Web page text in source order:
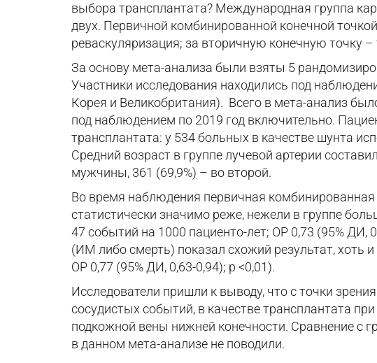
выбора трансплантата? Международная группа
двух. Первичной комбинированной конечной
реваскуляризация; за вторичную конечную точку
За основу мета-анализа были взяты 5
Участники исследования находились под
Корея и Великобритания). Всего в мета-анализ
под наблюдением по 2019 год включительно.
трансплантата: у 534 больных в качестве шунта
Средний возраст в группе лучевой артерии
мужчины, 361 (69,9%) – во второй.
Во время наблюдения первичная комбинированная
статистически значимо реже, нежели в группе
47 событий на 1000 пациенто-лет; ОР 0,73 (95% ДИ,
(ИМ либо смерть) показал схожий результат, хоть
ОР 0,77 (95% ДИ, 0,63-0,94); р <0,01).
Исследователи пришли к выводу, что с точки
сосудистых событий, в качестве трансплантата
подкожной вены нижней конечности. Сравнение с
в данном мета-анализе не поводили.